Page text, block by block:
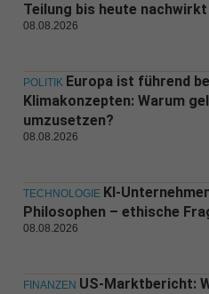
Teilung bis heute nachwirkt
08.08.2026
POLITIK Europa ist führend
Klimakonzepten: Warum
umzusetzen?
08.08.2026
TECHNOLOGIE KI-
Philosophen – ethische
08.08.2026
FINANZEN US-Marktbericht: